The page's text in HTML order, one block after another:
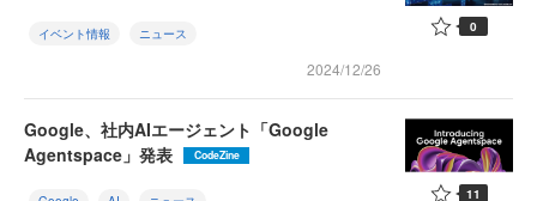
イベント情報 ニュース
2024/12/26
0
Google、社内AIエージェント「Google
Agentspace」発表
CodeZine
11